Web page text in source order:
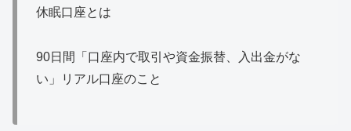
休眠口座とは
90日間「口座内で取引や資金振替、入出金がな
い」リアル口座のこと